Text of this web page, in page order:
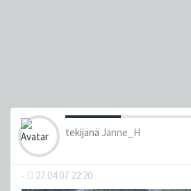
tekijänä Janne_H
- 27.04.07 22:20